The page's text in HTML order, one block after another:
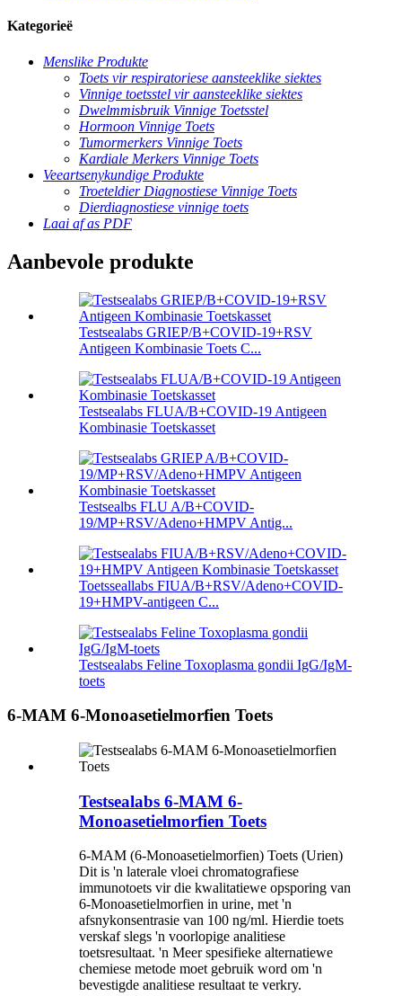
Kategorieë
Menslike Produkte
Toets vir respiratoriese aansteeklike siektes
Vinnige toetsstel vir aansteeklike siektes
Dwelmmisbruik Vinnige Toetsstel
Hormoon Vinnige Toets
Tumormerkers Vinnige Toets
Kardiale Merkers Vinnige Toets
Veeartsenykundige Produkte
Troeteldier Diagnostiese Vinnige Toets
Dierdiagnostiese vinnige toets
Laai af as PDF
Aanbevole produkte
Testsealabs GRIEP/B+COVID-19+RSV
Antigeen Kombinasie Toets C...
Testsealabs FLUA/B+COVID-19 Antigeen
Kombinasie Toetskasset
Testsealbs FLU A/B+COVID-
19/MP+RSV/Adeno+HMPV Antig...
Toetsseallabs FIUA/B+RSV/Adeno+COVID-
19+HMPV-antigeen C...
Testsealabs Feline Toxoplasma gondii IgG/IgM-
toets
6-MAM 6-Monoasetielmorfien Toets
Testsealabs 6-MAM 6-
Monoasetielmorfien Toets
6-MAM (6-Monoasetielmorfien) Toets (Urien)
Dit is 'n laterale vloei chromatografiese
immunotoets vir die kwalitatiewe opsporing van
6-Monoasetielmorfien in urine, met 'n
afsnykonsentrasie van 100 ng/ml. Hierdie toets
verskaf slegs 'n voorlopige analitiese
toetsresultaat. 'n Meer spesifieke alternatiewe
chemiese metode moet gebruik word om 'n
bevestigde analitiese resultaat te verkry.